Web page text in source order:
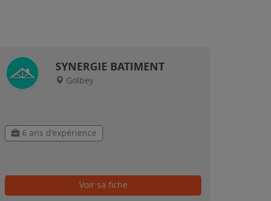
SYNERGIE BATIMENT
Golbey
6 ans d'expérience
Voir sa fiche